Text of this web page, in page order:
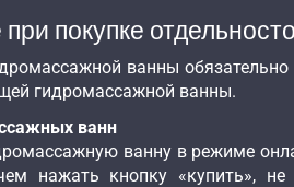
покупке
ванны
гидромассажной ванны.
ванн
ванну в режиме
нажать кнопку «купить»,